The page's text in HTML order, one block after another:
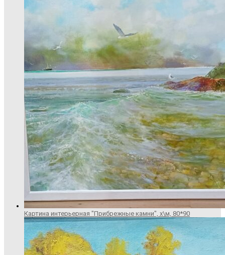
Картина интерьерная "Прибрежные камни", х\м, 80*90